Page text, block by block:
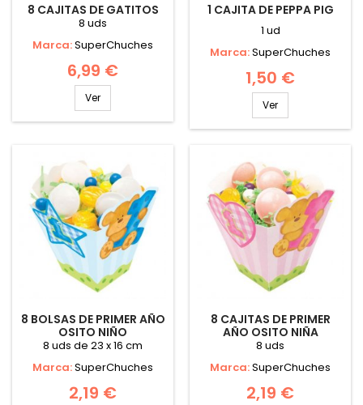
8 CAJITAS DE GATITOS
8 uds
Marca:SuperChuches
6,99 €
Ver
1 CAJITA DE PEPPA PIG
1 ud
Marca:SuperChuches
1,50 €
Ver
8 BOLSAS DE PRIMER AÑO
OSITO NIÑO
8 uds de 23 x 16 cm
Marca:SuperChuches
2,19 €
8 CAJITAS DE PRIMER
AÑO OSITO NIÑA
8 uds
Marca:SuperChuches
2,19 €